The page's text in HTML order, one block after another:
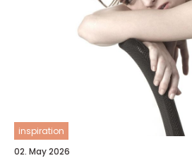
inspiration
02. May 2026